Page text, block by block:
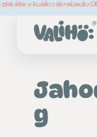
v košíku škrabadlo
g